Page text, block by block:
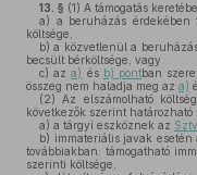
13. § (1) A támogatás
a) a beruházás érdekében
költsége,
b) a közvetlenül a
becsült bérköltsége, vagy
c) aza) és b) pontban
összeg nem haladja meg az a)
(2) Az elszámolható
következők szerint határozható
a) a tárgyi eszköznek az
b) immateriális javak
továbbiakban: támogatható
szerinti költsége,